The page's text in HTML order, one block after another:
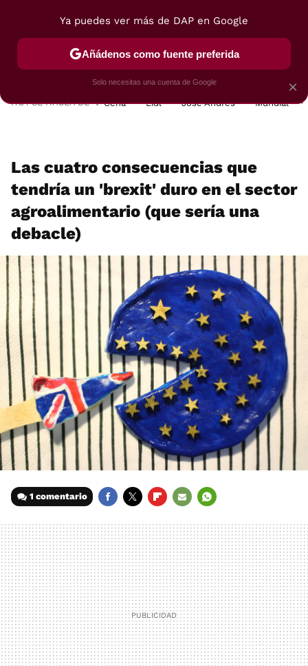
POSTRES VIAJES SELECCIÓN VEGUI
HOY SE HABLA DE Cena Lidl José Andrés Mundial
Las cuatro consecuencias que
tendría un 'brexit' duro en el sector
agroalimentario (que sería una
debacle)
1 comentario
MAIL
×
Ya puedes ver más de DAP en Google
Añádenos como fuente preferida
Solo necesitas una cuenta de Google